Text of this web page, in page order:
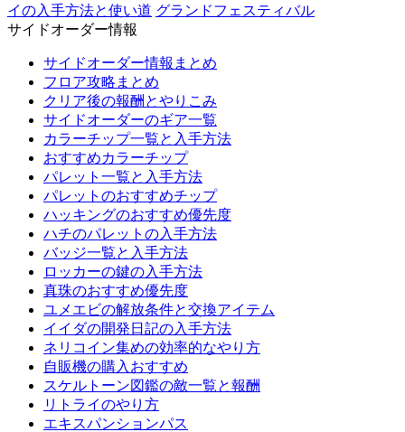
イの入手方法と使い道 グランドフェスティバル
サイドオーダー情報
サイドオーダー情報まとめ
フロア攻略まとめ
クリア後の報酬とやりこみ
サイドオーダーのギア一覧
カラーチップ一覧と入手方法
おすすめカラーチップ
パレット一覧と入手方法
パレットのおすすめチップ
ハッキングのおすすめ優先度
ハチのパレットの入手方法
バッジ一覧と入手方法
ロッカーの鍵の入手方法
真珠のおすすめ優先度
ユメエビの解放条件と交換アイテム
イイダの開発日記の入手方法
ネリコイン集めの効率的なやり方
自販機の購入おすすめ
スケルトーン図鑑の敵一覧と報酬
リトライのやり方
エキスパンションパス